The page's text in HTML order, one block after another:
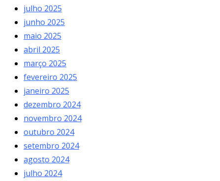
julho 2025
junho 2025
maio 2025
abril 2025
março 2025
fevereiro 2025
janeiro 2025
dezembro 2024
novembro 2024
outubro 2024
setembro 2024
agosto 2024
julho 2024